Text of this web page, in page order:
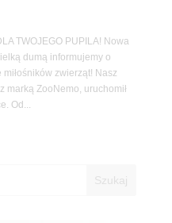
TWOJEGO PUPILA! Nowa
dumą informujemy o
zwierząt! Nasz
marką ZooNemo, uruchomił
Od...